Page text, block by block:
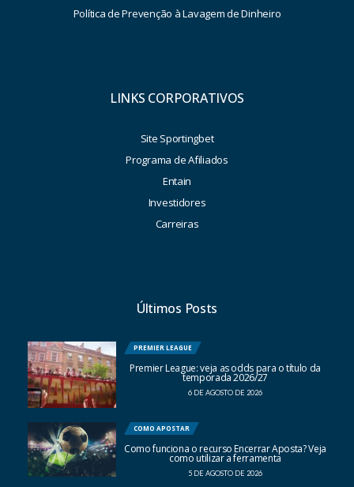
Política de Prevenção à Lavagem de Dinheiro
LINKS CORPORATIVOS
Site Sportingbet
Programa de Afiliados
Entain
Investidores
Carreiras
Últimos Posts
PREMIER LEAGUE
Premier League: veja as odds para o título da
temporada 2026/27
6 DE AGOSTO DE 2026
COMO APOSTAR
Como funciona o recurso Encerrar Aposta? Veja
como utilizar a ferramenta
5 DE AGOSTO DE 2026